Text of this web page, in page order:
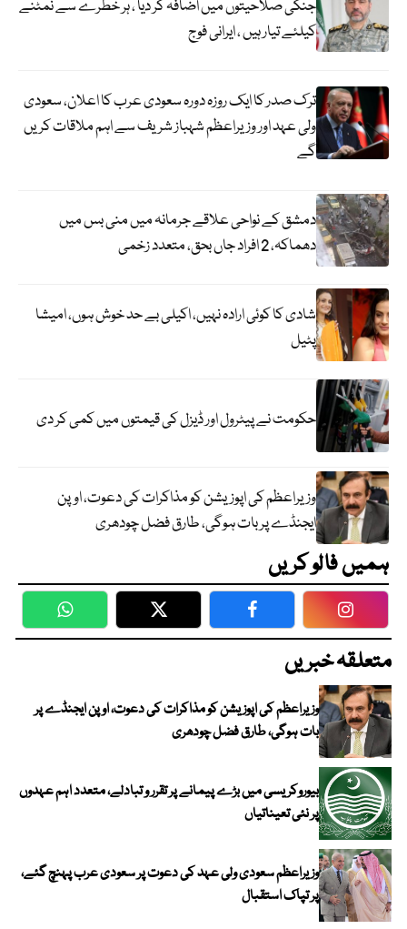
جنگی صلاحیتوں میں اضافہ کر دیا ، ہر خطرے سے نمٹنے
کیلئے تیار ہیں ، ایرانی فوج
ترک صدر کا ایک روزہ دورہ سعودی عرب کا اعلان، سعودی
ولی عہد اور وزیراعظم شہباز شریف سے اہم ملاقات کریں
گے
دمشق کے نواحی علاقے جرمانہ میں منی بس میں
دھماکہ، 2 افراد جاں بحق، متعدد زخمی
شادی کا کوئی ارادہ نہیں، اکیلی بے حد خوش ہوں، امیشا
پٹیل
حکومت نے پیٹرول اور ڈیزل کی قیمتوں میں کمی کر دی
وزیراعظم کی اپوزیشن کو مذاکرات کی دعوت، اوپن
ایجنڈے پر بات ہوگی، طارق فضل چودھری
ہمیں فالو کریں
WhatsApp Twitter Facebook
متعلقہ خبریں
وزیراعظم کی اپوزیشن کو مذاکرات کی دعوت، اوپن ایجنڈے پر
بات ہوگی، طارق فضل چودھری
بیوروکریسی میں بڑے پیمانے پر تقرر و تبادلے، متعدد اہم عہدوں
پر نئی تعیناتیاں
وزیراعظم سعودی ولی عہد کی دعوت پر سعودی عرب پہنچ گئے،
پر تپاک استقبال